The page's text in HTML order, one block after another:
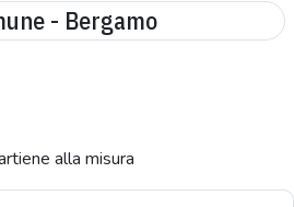
- Bergamo
alla misura